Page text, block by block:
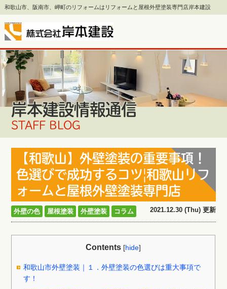
和歌山市、阪南市、岬町のリフォームはリフォームと屋根外壁塗装専門店岸本建設
岸本建設情報通信
STAFF BLOG
【和歌山】外壁塗装の重要事項！
色選びで成功するコツ|和歌山リフ
ォームと屋根外壁塗装専門店
外壁の色 屋根塗装 外壁塗装 コラム 2021.12.30 (Thu) 更新
Contents [hide]
和歌山市外壁塗装｜１．外壁塗装の色選びは重大事項で
す！